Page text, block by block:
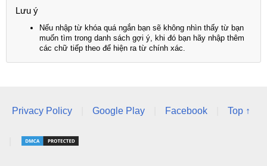
Lưu ý
Nếu nhập từ khóa quá ngắn bạn sẽ không nhìn thấy từ bạn
muốn tìm trong danh sách gợi ý, khi đó bạn hãy nhập thêm
các chữ tiếp theo để hiện ra từ chính xác.
Privacy Policy Google Play Facebook Top ↑